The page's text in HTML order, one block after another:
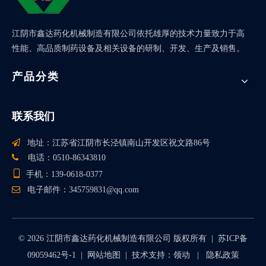
江阴市鑫达药化机械制造有限公司依托雄厚的技术力量致力于高
性能、高品质制药设备及相关设备的研制、开发、生产及销售。
产品分类
联系我们
 地址：江苏省江阴市长泾镇南山开发区祝文路86号
 电话：0510-86343810
手机：139-0618-0377
 电子邮件： 345759831@qq.com
© 2026 江阴市鑫达药化机械制造有限公司 版权所有 | 苏ICP备
09059462号-1
网站地图 | 技术支持： 领动 隐私政策